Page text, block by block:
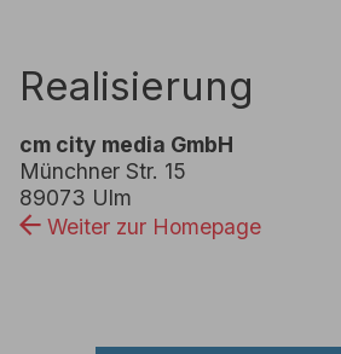
Realisierung
cm city media GmbH
Münchner Str. 15
89073 Ulm
Weiter zur Homepage